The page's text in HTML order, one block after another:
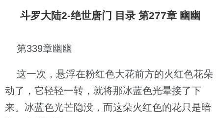
斗罗大陆2-绝世唐门 目录 第277章 幽幽
第339章幽幽
这一次，悬浮在粉红色大花前方的火红色花朵
动了，它轻轻一转，就将那冰蓝色光晕接了下
来。冰蓝色光芒隐没，而这朵火红色的花只是暗